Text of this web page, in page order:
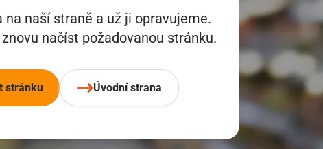
na naší straně a už ji opravujeme.
načíst požadovanou stránku.
stránku Úvodní strana